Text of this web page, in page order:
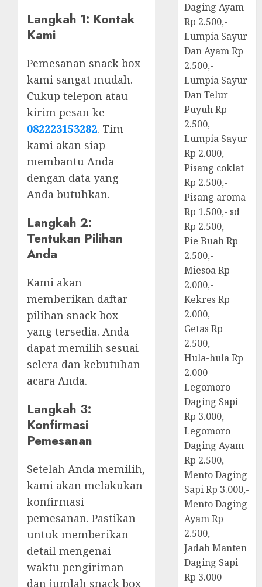
Langkah 1: Kontak
Kami
Pemesanan snack box
kami sangat mudah.
Cukup telepon atau
kirim pesan ke
082223153282. Tim
kami akan siap
membantu Anda
dengan data yang
Anda butuhkan.
Langkah 2:
Tentukan Pilihan
Anda
Kami akan
memberikan daftar
pilihan snack box
yang tersedia. Anda
dapat memilih sesuai
selera dan kebutuhan
acara Anda.
Langkah 3:
Konfirmasi
Pemesanan
Setelah Anda memilih,
kami akan melakukan
konfirmasi
pemesanan. Pastikan
untuk memberikan
detail mengenai
waktu pengiriman
dan jumlah snack box
Daging Ayam
Rp 2.500,-
Lumpia Sayur
Dan Ayam Rp
2.500,-
Lumpia Sayur
Dan Telur
Puyuh Rp
2.500,-
Lumpia Sayur
Rp 2.000,-
Pisang coklat
Rp 2.500,-
Pisang aroma
Rp 1.500,- sd
Rp 2.500,-
Pie Buah Rp
2.500,-
Miesoa Rp
2.000,-
Kekres Rp
2.000,-
Getas Rp
2.500,-
Hula-hula Rp
2.000
Legomoro
Daging Sapi
Rp 3.000,-
Legomoro
Daging Ayam
Rp 2.500,-
Mento Daging
Sapi Rp 3.000,-
Mento Daging
Ayam Rp
2.500,-
Jadah Manten
Daging Sapi
Rp 3.000